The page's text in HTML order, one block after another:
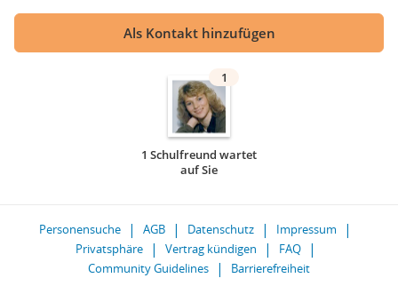
Als Kontakt hinzufügen
1
1 Schulfreund wartet
auf Sie
Personensuche AGB Datenschutz
Impressum
Privatsphäre
Vertrag kündigen
FAQ
Community Guidelines
Barrierefreiheit